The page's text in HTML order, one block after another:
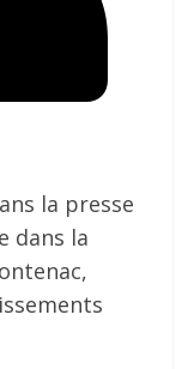
la presse
dans la